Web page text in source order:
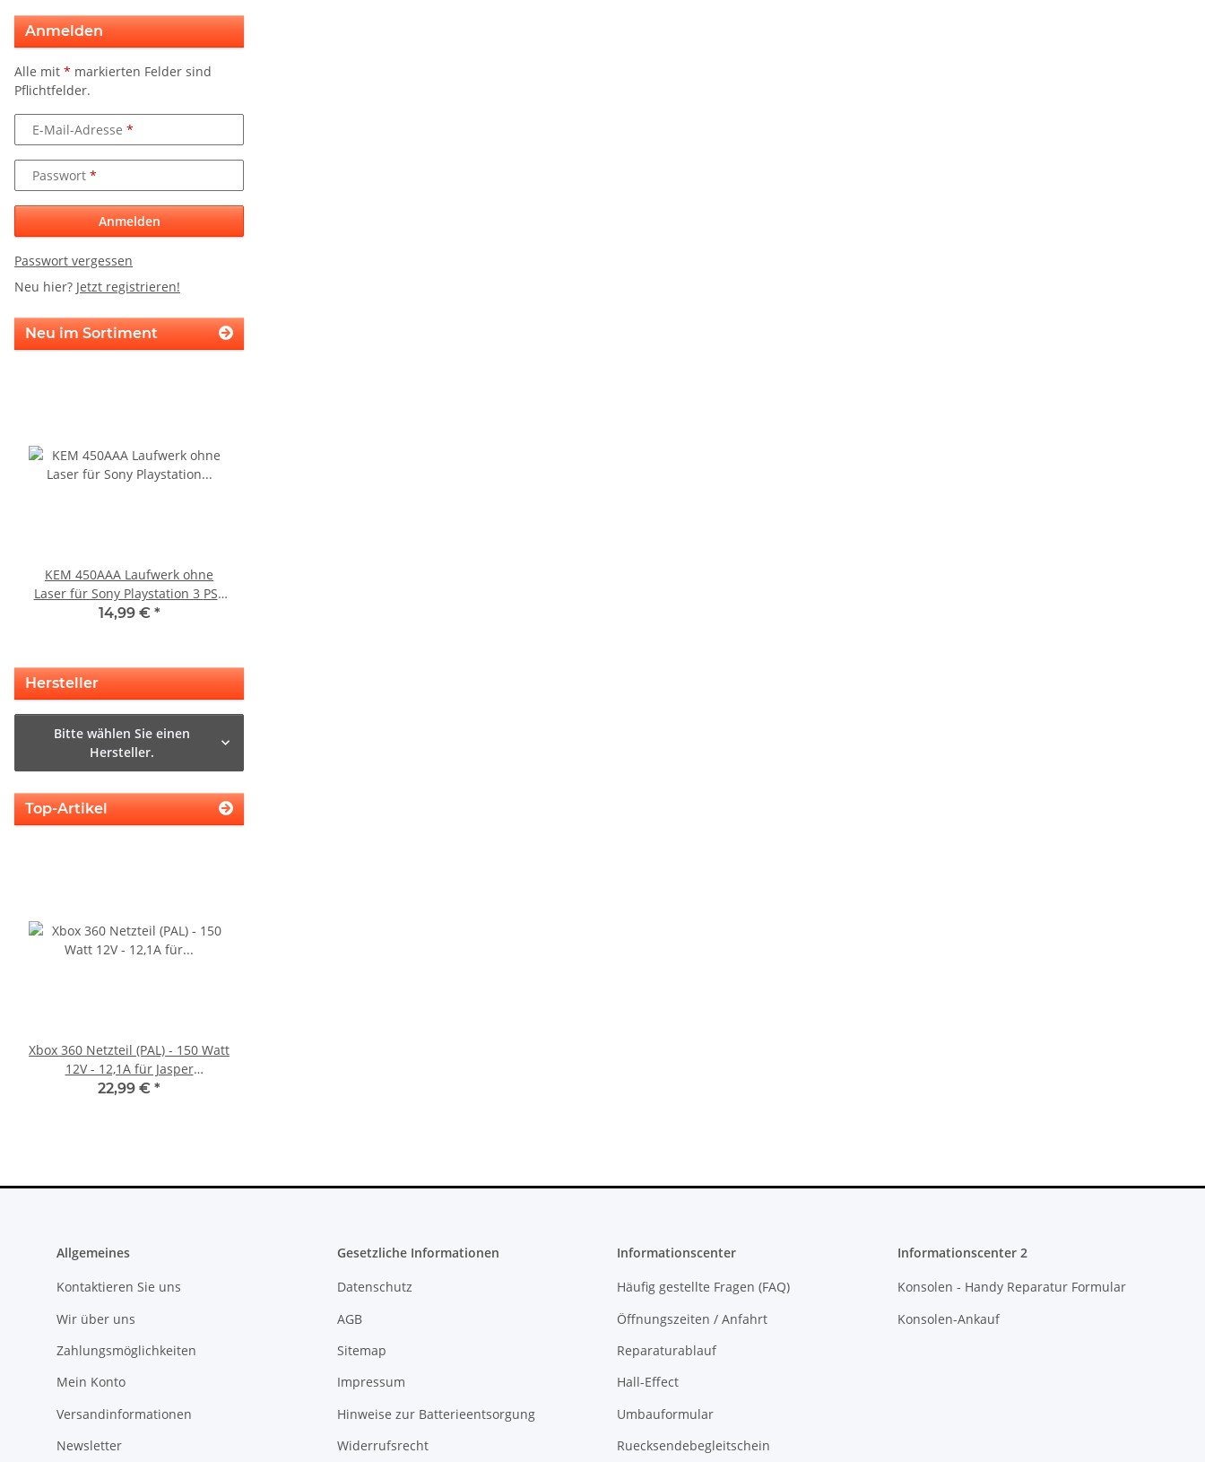
Anmelden
Alle mit * markierten Felder sind
Pflichtfelder.
E-Mail-Adresse
Passwort
Anmelden
Passwort vergessen
Neu hier? Jetzt registrieren!
Neu im Sortiment
KEM 450AAA Laufwerk ohne
Laser für Sony Playstation 3 PS3
Slim gebraucht
14,99 € *
Hersteller
Bitte wählen Sie einen
Hersteller.
Top-Artikel
Xbox 360 Netzteil (PAL) - 150 Watt
12V - 12,1A für Jasper
Mainboards gebraucht
22,99 € *
Allgemeines
Kontaktieren Sie uns
Wir über uns
Zahlungsmöglichkeiten
Mein Konto
Versandinformationen
Newsletter
Gesetzliche Informationen
Datenschutz
AGB
Sitemap
Impressum
Hinweise zur Batterieentsorgung
Widerrufsrecht
Informationscenter
Häufig gestellte Fragen (FAQ)
Öffnungszeiten / Anfahrt
Reparaturablauf
Hall-Effect
Umbauformular
Ruecksendebegleitschein
Informationscenter 2
Konsolen - Handy Reparatur Formular
Konsolen-Ankauf